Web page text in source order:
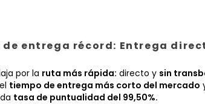
de entrega récord: Entrega
por la ruta más rápida: directo y sin
tiempo de entrega más corto del mercado
tasa de puntualidad del 99,50%.